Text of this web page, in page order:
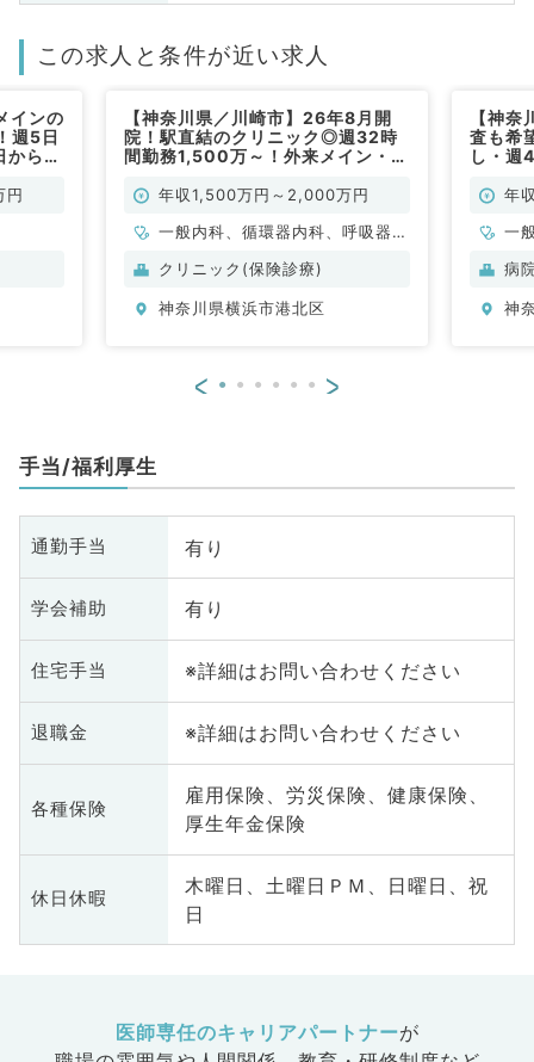
この求人と条件が近い求人
インの
週5日
ら相
（一
円
【神奈川県／川崎市】26年8月開
院！駅直結のクリニック◎週32時
間勤務1,500万～！外来メイン・訪
科、循環器内科／常勤）
年収1,500万円～2,000万円
一般内科、循環器内科、呼吸器内
科
クリニック(保険診療)
神奈川県横浜市港北区
【神
査も希
し・
のア年
一
科
病
神
< >
手当/福利厚生
通勤手当 有り
学会補助 有り
住宅手当 ※詳細はお問い合わせください
退職金 ※詳細はお問い合わせください
各種保険
雇用保険、労災保険、健康保険、
厚生年金保険
休日休暇
木曜日、土曜日ＰＭ、日曜日、祝
日
医師専任のキャリアパートナーが